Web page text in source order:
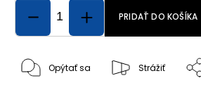
PRIDAŤ DO KOŠÍKA
Opýtať sa Strážiť